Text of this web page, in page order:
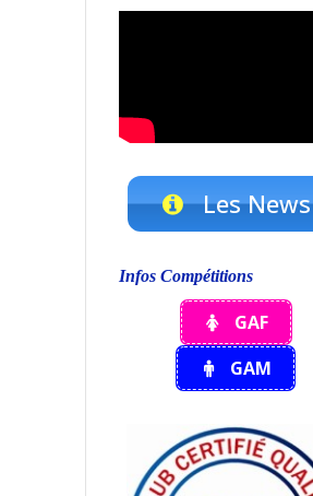
Les News
Infos Compétitions
GAF
GAM